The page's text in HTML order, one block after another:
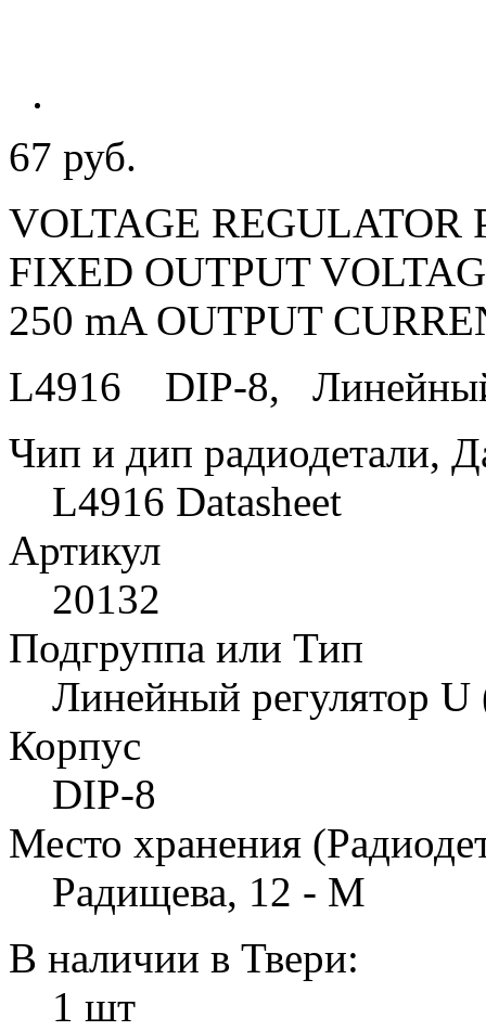
67 руб.
VOLTAGE REGULATOR
FIXED OUTPUT
250 mA OUTPUT
L4916 DIP-8, Линейный
Чип и дип радиодетали,
L4916 Datasheet
Артикул
20132
Подгруппа или Тип
Линейный регулятор
Корпус
DIP-8
Место хранения
Радищева, 12 - М
В наличии в Твери:
1 шт